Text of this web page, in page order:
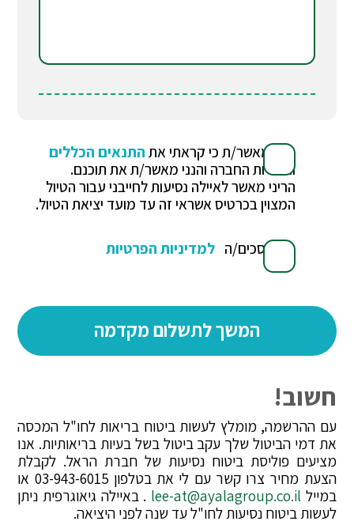
הנני מאשר/ת כי קראתי את התנאים הכללים
ואחריות החברה והנני מאשר/ת את תוכנם.
הריני מאשר לאיילה נסיעות לחייבני עבור הטיול
המצוין בכרטיס אשראי זה עד מועד יציאת הטיול.
אני מסכים/ה למדיניות הפרטיות
חשוב!
עם ההרשמה, מומלץ לעשות ביטוח בריאות לחו"ל המכסה
את דמי הביטול שלך עקב ביטול בשל בעיות בריאותיות. אנו
מציעים פוליסת ביטוח נסיעות של חברת הראל. לקבלת
הצעת מחיר צרו קשר עם לי את בטלפון 03-943-6015 או
במייל lee-at@ayalagroup.co.il . באיילה גיאוגרפית ניתן
לעשות ביטוח נסיעות לחו"ל עד שנה לפני היציאה.